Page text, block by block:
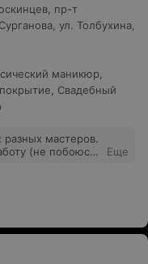
пр-т
ул. Толбухина
маникюр
Свадебный
мастеров.
(не побоюсь
Дали
попробовать
формы и
дела!
Еще